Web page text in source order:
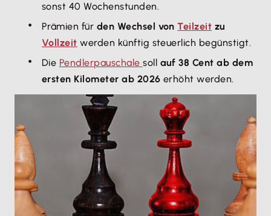
sonst 40 Wochenstunden.
Prämien für den Wechsel vonTeilzeit zu
Vollzeit werden künftig steuerlich begünstigt.
Die Pendlerpauschalesoll auf 38 Cent ab dem
ersten Kilometer ab 2026 erhöht werden.